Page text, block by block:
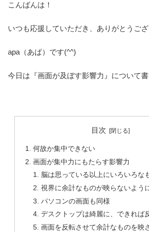
こんばんは！
いつも応援していただき、ありがとうござ
apa（あぱ）です(^^)
今日は『画面が及ぼす影響力』について書
目次
何故か集中できない
画面が集中力にもたらす影響力
脳は思っている以上にいろいろな
視界に余計なものが映らないよう
パソコンの画面も同様
デスクトップは綺麗に、できれば
画面を反転させて余計なものを映